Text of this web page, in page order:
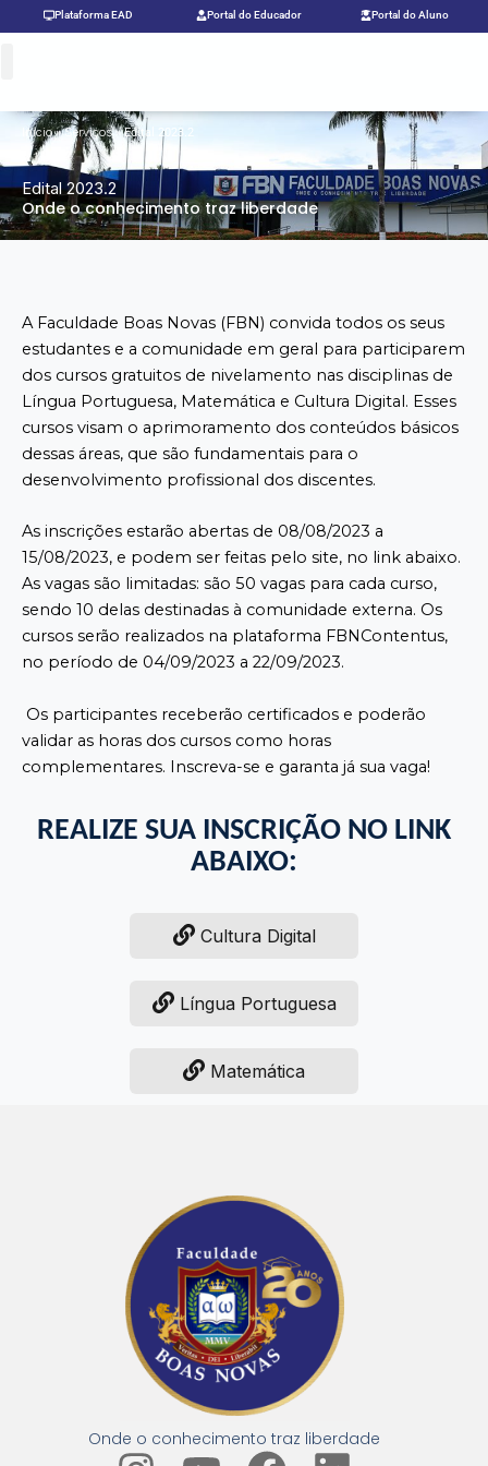
para
Plataforma EAD Portal do Educador Portal do Aluno
Início»Serviços»Edital 2023.2
Edital 2023.2
Onde o conhecimento traz liberdade
A Faculdade Boas Novas (FBN) convida todos os seus
estudantes e a comunidade em geral para participarem
dos cursos gratuitos de nivelamento nas disciplinas de
Língua Portuguesa, Matemática e Cultura Digital. Esses
cursos visam o aprimoramento dos conteúdos básicos
dessas áreas, que são fundamentais para o
desenvolvimento profissional dos discentes.
As inscrições estarão abertas de 08/08/2023 a
15/08/2023, e podem ser feitas pelo site, no link abaixo.
As vagas são limitadas: são 50 vagas para cada curso,
sendo 10 delas destinadas à comunidade externa. Os
cursos serão realizados na plataforma FBNContentus,
no período de 04/09/2023 a 22/09/2023.
Os participantes receberão certificados e poderão
validar as horas dos cursos como horas
complementares. Inscreva-se e garanta já sua vaga!
REALIZE SUA INSCRIÇÃO NO LINK
ABAIXO:
Cultura Digital
Língua Portuguesa
Matemática
Onde o conhecimento traz liberdade